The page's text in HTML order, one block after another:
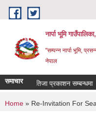
Skip to main content
नार्पा भूमि
"सम्पन्न नार्पा भूमि,
नेपाल
समाचार
!!! नतिजा प्रकाशन सम्बन्धमा ।
You are here
Home » Re-Invitation For